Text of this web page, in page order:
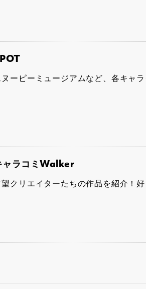
ヌーピーミュージアムなど、各キャ
ャラコミWalker
望クリエイターたちの作品を紹介！